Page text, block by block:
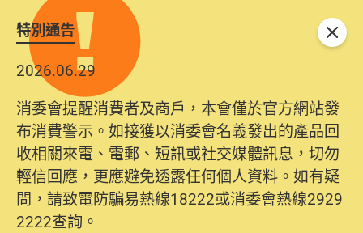
特別通告
2026.06.29
消委會提醒消費者及商戶，本會僅於官方網站發
布消費警示。如接獲以消委會名義發出的產品回
收相關來電、電郵、短訊或社交媒體訊息，切勿
輕信回應，更應避免透露任何個人資料。如有疑
問，請致電防騙易熱線18222或消委會熱線2929
2222查詢。
關閉